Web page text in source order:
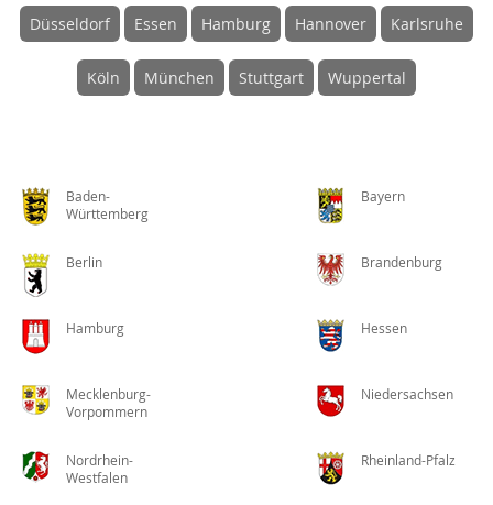
Düsseldorf Essen Hamburg Hannover Karlsruhe
Köln München Stuttgart Wuppertal
Baden-
Württemberg
Bayern
Berlin Brandenburg
Hamburg Hessen
Mecklenburg-
Vorpommern
Niedersachsen
Nordrhein-
Westfalen
Rheinland-Pfalz